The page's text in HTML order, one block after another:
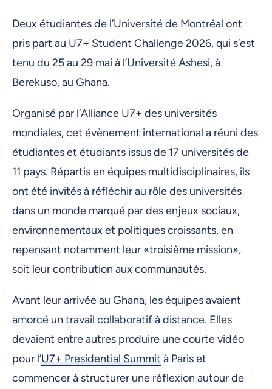
Deux étudiantes de l’Université de Montréal ont
pris part au U7+ Student Challenge 2026, qui s’est
tenu du 25 au 29 mai à l’Université Ashesi, à
Berekuso, au Ghana.
Organisé par l’Alliance U7+ des universités
mondiales, cet évènement international a réuni des
étudiantes et étudiants issus de 17 universités de
11 pays. Répartis en équipes multidisciplinaires, ils
ont été invités à réfléchir au rôle des universités
dans un monde marqué par des enjeux sociaux,
environnementaux et politiques croissants, en
repensant notamment leur «troisième mission»,
soit leur contribution aux communautés.
Avant leur arrivée au Ghana, les équipes avaient
amorcé un travail collaboratif à distance. Elles
devaient entre autres produire une courte vidéo
pour l’U7+ Presidential Summità Paris et
commencer à structurer une réflexion autour de